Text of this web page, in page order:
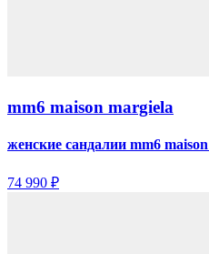
mm6 maison margiela
женские сандалии mm6
74 990 ₽